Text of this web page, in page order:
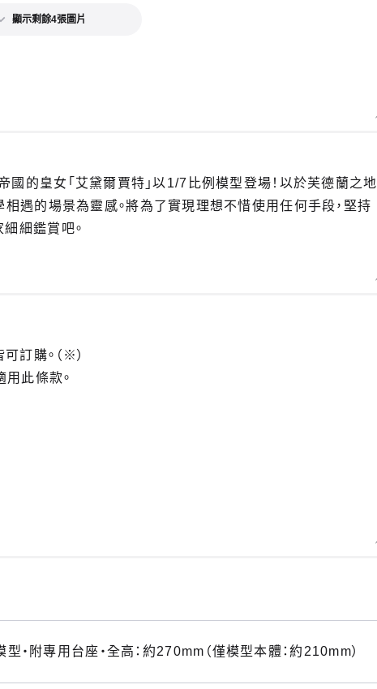
顯示剩餘4張圖片
國的皇女「艾黛爾賈特」以1/7比例模型登場！以於芙德蘭之地
相遇的場景為靈感。將為了實現理想不惜使用任何手段，堅持
細鑑賞吧。
訂購。（※）
此條款。
・附專用台座・全高：約270mm（僅模型本體：約210mm）